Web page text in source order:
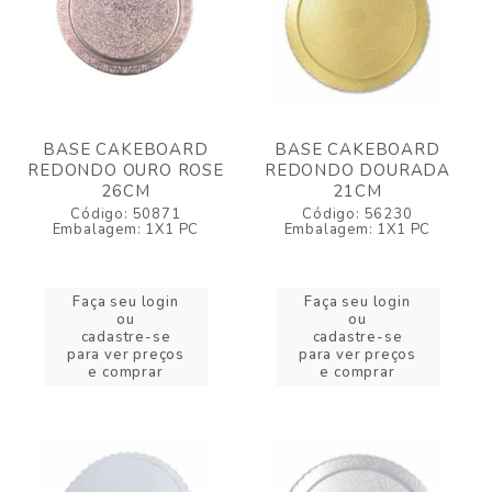
BASE CAKEBOARD
REDONDO OURO ROSE
26CM
Código: 50871
Embalagem: 1X1 PC
Faça seu login
ou
cadastre-se
para ver preços
e comprar
BASE CAKEBOARD
REDONDO DOURADA
21CM
Código: 56230
Embalagem: 1X1 PC
Faça seu login
ou
cadastre-se
para ver preços
e comprar